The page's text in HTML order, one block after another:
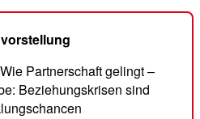
Partnerschaft gelingt –
Beziehungskrisen sind